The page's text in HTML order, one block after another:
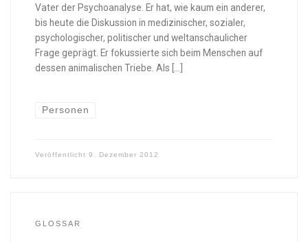
Vater der Psychoanalyse. Er hat, wie kaum ein anderer,
bis heute die Diskussion in medizinischer, sozialer,
psychologischer, politischer und weltanschaulicher
Frage geprägt. Er fokussierte sich beim Menschen auf
dessen animalischen Triebe. Als […]
Personen
Veröffentlicht 9. Dezember 2012
GLOSSAR